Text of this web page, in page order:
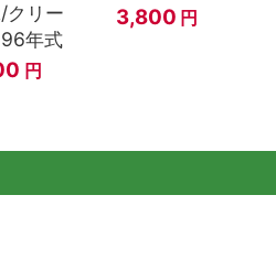
/クリー
年式
円
3,800 円